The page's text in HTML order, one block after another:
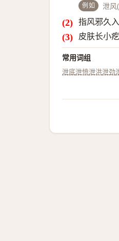
例如 泄风
指风邪久
皮肤长小
常用词组
泄底泄愤泄洪泄劲